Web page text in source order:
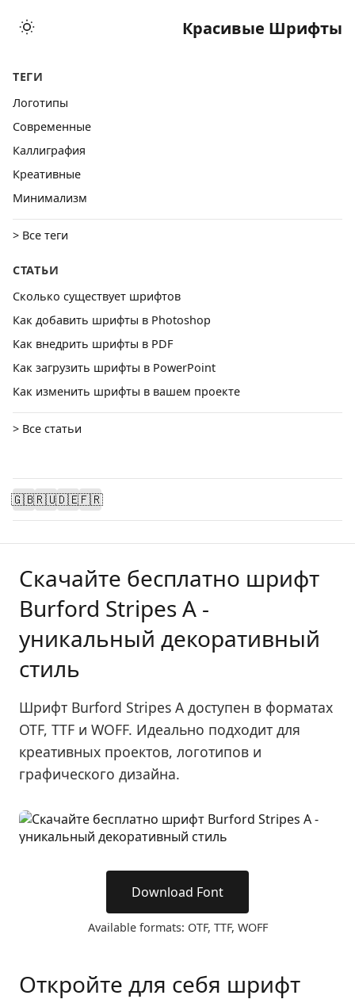
Красивые Шрифты
ТЕГИ
Логотипы
Cовременные
Каллиграфия
Креативные
Минимализм
> Все теги
СТАТЬИ
Сколько существует шрифтов
Как добавить шрифты в Photoshop
Как внедрить шрифты в PDF
Как загрузить шрифты в PowerPoint
Как изменить шрифты в вашем проекте
> Все статьи
🇬🇧🇷🇺🇩🇪🇫🇷
Скачайте бесплатно шрифт
Burford Stripes A -
уникальный декоративный
стиль
Шрифт Burford Stripes A доступен в форматах
OTF, TTF и WOFF. Идеально подходит для
креативных проектов, логотипов и
графического дизайна.
Download Font
Available formats: OTF, TTF, WOFF
Откройте для себя шрифт